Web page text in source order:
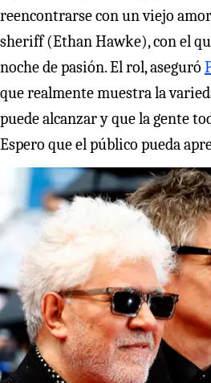
reencontrarse con un viejo
sheriff (Ethan Hawke), con el
noche de pasión. El rol, aseguró
que realmente muestra la
puede alcanzar y que la gente
Espero que el público pueda